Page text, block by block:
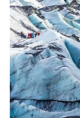
verschijnt een
omhoog